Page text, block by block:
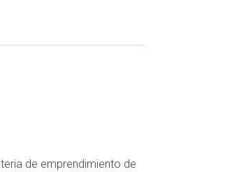
de emprendimiento de